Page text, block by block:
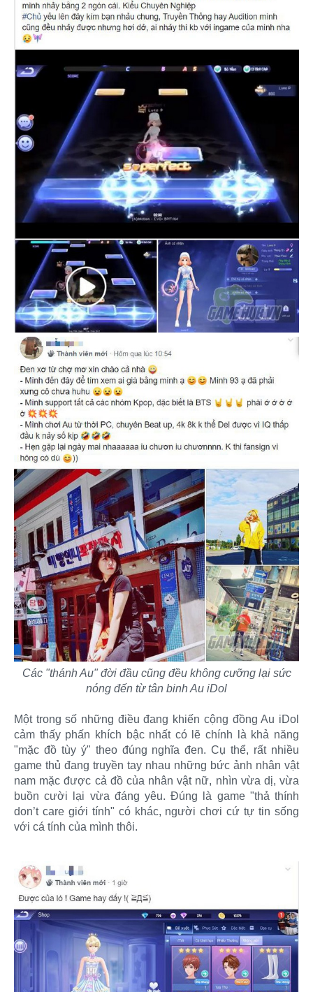
Các "thánh Au" đời đầu cũng đều không cưỡng lại sức
nóng đến từ tân binh Au iDol
Một trong số những điều đang khiến cộng đồng Au iDol
cảm thấy phấn khích bậc nhất có lẽ chính là khả năng
"mặc đồ tùy ý" theo đúng nghĩa đen. Cụ thể, rất nhiều
game thủ đang truyền tay nhau những bức ảnh nhân vật
nam mặc được cả đồ của nhân vật nữ, nhìn vừa dị, vừa
buồn cười lại vừa đáng yêu. Đúng là game "thả thính
don’t care giới tính" có khác, người chơi cứ tự tin sống
với cá tính của mình thôi.